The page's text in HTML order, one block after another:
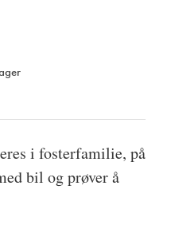
i fosterfamilie, på
bil og prøver å